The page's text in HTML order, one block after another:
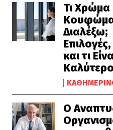
Τι Χρώμα
Διαλέξω;
και τι
Καλύτερο
Ο